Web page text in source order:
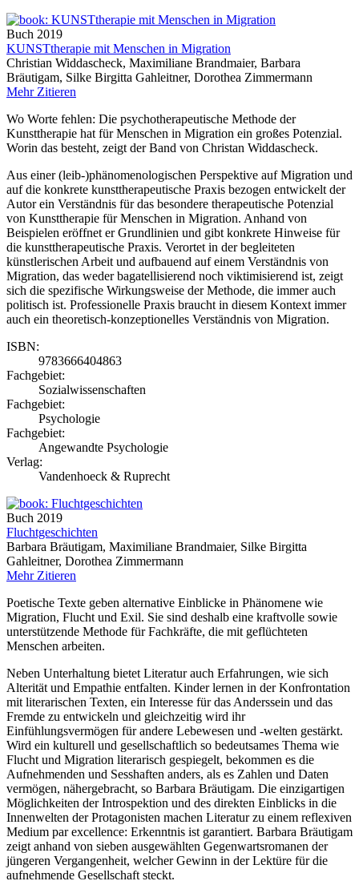
Buch 2019
KUNSTtherapie mit Menschen in Migration
Christian Widdascheck, Maximiliane Brandmaier, Barbara
Bräutigam, Silke Birgitta Gahleitner, Dorothea Zimmermann
Mehr Zitieren
Wo Worte fehlen: Die psychotherapeutische Methode der
Kunsttherapie hat für Menschen in Migration ein großes Potenzial.
Worin das besteht, zeigt der Band von Christan Widdascheck.
Aus einer (leib-)phänomenologischen Perspektive auf Migration und
auf die konkrete kunsttherapeutische Praxis bezogen entwickelt der
Autor ein Verständnis für das besondere therapeutische Potenzial
von Kunsttherapie für Menschen in Migration. Anhand von
Beispielen eröffnet er Grundlinien und gibt konkrete Hinweise für
die kunsttherapeutische Praxis. Verortet in der begleiteten
künstlerischen Arbeit und aufbauend auf einem Verständnis von
Migration, das weder bagatellisierend noch viktimisierend ist, zeigt
sich die spezifische Wirkungsweise der Methode, die immer auch
politisch ist. Professionelle Praxis braucht in diesem Kontext immer
auch ein theoretisch-konzeptionelles Verständnis von Migration.
ISBN:
9783666404863
Fachgebiet:
Sozialwissenschaften
Fachgebiet:
Psychologie
Fachgebiet:
Angewandte Psychologie
Verlag:
Vandenhoeck & Ruprecht
Buch 2019
Fluchtgeschichten
Barbara Bräutigam, Maximiliane Brandmaier, Silke Birgitta
Gahleitner, Dorothea Zimmermann
Mehr Zitieren
Poetische Texte geben alternative Einblicke in Phänomene wie
Migration, Flucht und Exil. Sie sind deshalb eine kraftvolle sowie
unterstützende Methode für Fachkräfte, die mit geflüchteten
Menschen arbeiten.
Neben Unterhaltung bietet Literatur auch Erfahrungen, wie sich
Alterität und Empathie entfalten. Kinder lernen in der Konfrontation
mit literarischen Texten, ein Interesse für das Anderssein und das
Fremde zu entwickeln und gleichzeitig wird ihr
Einfühlungsvermögen für andere Lebewesen und -welten gestärkt.
Wird ein kulturell und gesellschaftlich so bedeutsames Thema wie
Flucht und Migration literarisch gespiegelt, bekommen es die
Aufnehmenden und Sesshaften anders, als es Zahlen und Daten
vermögen, nähergebracht, so Barbara Bräutigam. Die einzigartigen
Möglichkeiten der Introspektion und des direkten Einblicks in die
Innenwelten der Protagonisten machen Literatur zu einem reflexiven
Medium par excellence: Erkenntnis ist garantiert. Barbara Bräutigam
zeigt anhand von sieben ausgewählten Gegenwartsromanen der
jüngeren Vergangenheit, welcher Gewinn in der Lektüre für die
aufnehmende Gesellschaft steckt.